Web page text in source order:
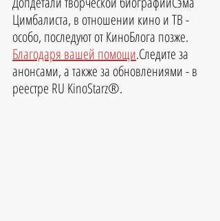
Цимбалиста, в отношении кино и ТВ -
особо, последуют от КиноБлога позже.
Благодаря вашей помощи.Следите за
анонсами, а также за обновлениями - в
реестре RU KinoStarz®.